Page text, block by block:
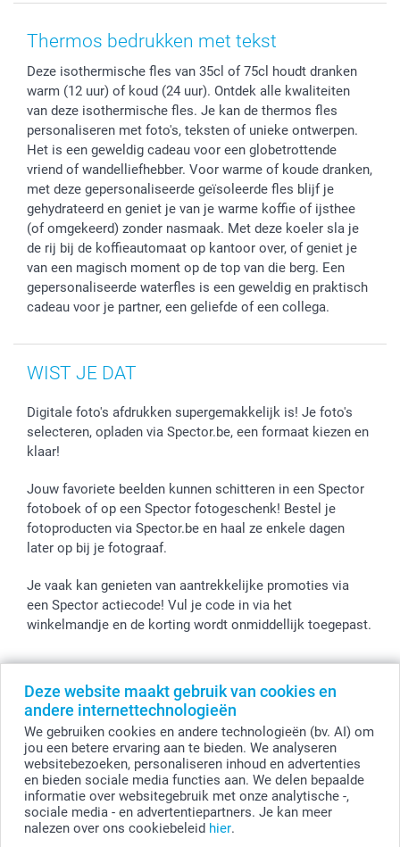
Deze website maakt gebruik van cookies en
andere internettechnologieën
We gebruiken cookies en andere technologieën (bv. AI) om
jou een betere ervaring aan te bieden. We analyseren
websitebezoeken, personaliseren inhoud en advertenties
en bieden sociale media functies aan. We delen bepaalde
informatie over websitegebruik met onze analytische -,
sociale media - en advertentiepartners. Je kan meer
nalezen over ons cookiebeleid hier.
Fotokaders, Decoratie en Snoepjes
Stickers en Etiketten
Mijn orderstatus
Thermos bedrukken met tekst
Deze isothermische fles van 35cl of 75cl houdt dranken
warm (12 uur) of koud (24 uur). Ontdek alle kwaliteiten
van deze isothermische fles. Je kan de thermos fles
personaliseren met foto's, teksten of unieke ontwerpen.
Het is een geweldig cadeau voor een globetrottende
vriend of wandelliefhebber. Voor warme of koude dranken,
met deze gepersonaliseerde geïsoleerde fles blijf je
gehydrateerd en geniet je van je warme koffie of ijsthee
(of omgekeerd) zonder nasmaak. Met deze koeler sla je
de rij bij de koffieautomaat op kantoor over, of geniet je
van een magisch moment op de top van die berg. Een
gepersonaliseerde waterfles is een geweldig en praktisch
cadeau voor je partner, een geliefde of een collega.
WIST JE DAT
Digitale foto's afdrukken supergemakkelijk is! Je foto's
selecteren, opladen via Spector.be, een formaat kiezen en
klaar!
Jouw favoriete beelden kunnen schitteren in een Spector
fotoboek of op een Spector fotogeschenk! Bestel je
fotoproducten via Spector.be en haal ze enkele dagen
later op bij je fotograaf.
Je vaak kan genieten van aantrekkelijke promoties via
een Spector actiecode! Vul je code in via het
winkelmandje en de korting wordt onmiddellijk toegepast.
© smartphoto group. Alle rechten voorbehouden
smartphoto group NV.
Kwatrechtsteenweg 160, 9230 Wetteren, België
BTW-nummer BE 0405.706.755
Ondernemingsnummer 0405.706.755.
Bankgegevens: IBAN BE71 2850 2711 5569 - BIC: GEBABEBB
Alle prijzen zijn in EURO (€) inclusief BTW en exclusief verzendkosten.